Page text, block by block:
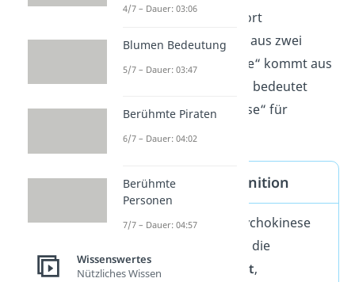
Gut zu wissen:
Das Wort
„Telekinese“ setzt sich aus zwei
Teilen zusammen: „Tele“ kommt aus
dem Griechischen und bedeutet
fern“, während „Kinese“ für
Bewegung “ steht.
Telekinese — Definition
Telekinese, auch Psychokinese
genannt, bezeichnet die
angebliche Fähigkeit,
4/7 – Dauer: 03:06
Blumen Bedeutung
5/7 – Dauer: 03:47
Berühmte Piraten
6/7 – Dauer: 04:02
Berühmte
Personen
7/7 – Dauer: 04:57
Wissenswertes
Nützliches Wissen